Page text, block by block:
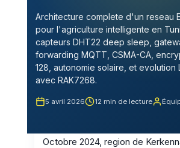
Architecture complete d'un reseau
pour l'agriculture intelligente en
capteurs DHT22 deep sleep,
forwarding MQTT, CSMA-CA,
128, autonomie solaire, et evolution
avec RAK7268.
5 avril 2026 12 min de lecture
Octobre 2024, region de